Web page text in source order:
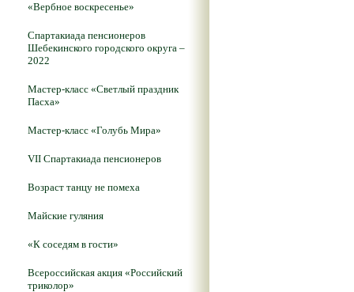
«Вербное воскресенье»
Спартакиада пенсионеров
Шебекинского городского округа –
2022
Мастер-класс «Светлый праздник
Пасха»
Мастер-класс «Голубь Мира»
VII Спартакиада пенсионеров
Возраст танцу не помеха
Майские гуляния
«К соседям в гости»
Всероссийская акция «Российский
триколор»